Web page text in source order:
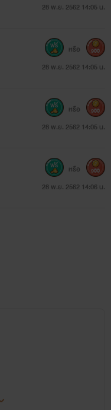
28 พ.ย. 2562 14:05 น.
28 พ.ย. 2562 14:05 น.
หรือ 900
28 พ.ย. 2562 14:05 น.
หรือ 900
28 พ.ย. 2562 14:06 น.
หรือ 900